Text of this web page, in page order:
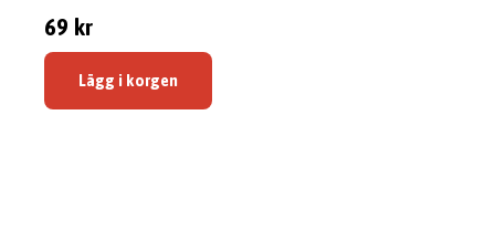
69 kr
Lägg i korgen